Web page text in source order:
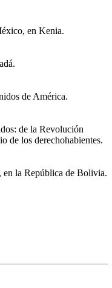
en Kenia.
de América.
de la Revolución
de los derechohabientes.
en la República de Bolivia.